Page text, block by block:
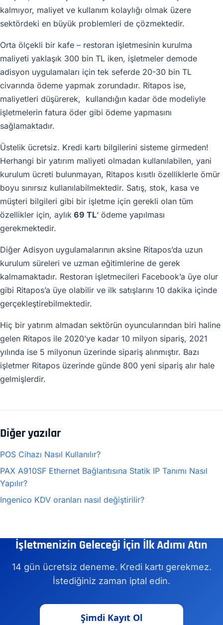
kalmıyor, maliyet ve kullanım kolaylığı olmak üzere
sektördeki en büyük problemleri de çözmektedir.
Orta ölçekli bir kafe – restoran işletmesinin kurulma
maliyeti yaklaşık 300 bin TL iken, işletmeler demode
adisyon uygulamaları için tek seferde 20-30 bin TL
civarında ödeme yapmak zorundadır. Ritapos ise,
maliyetleri düşürerek, kullandığın kadar öde modeliyle
işletmelerin fatura öder gibi ödeme yapmasını
sağlamaktadır.
Üstelik ücretsiz. Kredi kartı bilgilerini sisteme girmeden!
Herhangi bir yatırım maliyeti olmadan kullanılabilen, yani
kurulum ücreti bulunmayan, Ritapos kısıtlı özelliklerle ömür
boyu sınırsız kullanılabilmektedir. Satış, stok, kasa ve
müşteri bilgileri gibi bir işletme için gerekli olan tüm
özellikler için, aylık 69 TL‘ ödeme yapılması
gerekmektedir.
Diğer Adisyon uygulamalarının aksine Ritapos’da uzun
kurulum süreleri ve uzman eğitimlerine de gerek
kalmamaktadır. Restoran işletmecileri Facebook’a üye olur
gibi Ritapos’a üye olabilir ve ilk satışlarını 10 dakika içinde
gerçekleştirebilmektedir.
Hiç bir yatırım almadan sektörün oyuncularından biri haline
gelen Ritapos ile 2020’ye kadar 10 milyon sipariş, 2021
yılında ise 5 milyonun üzerinde sipariş alınmıştır. Bazı
işletmer Ritapos üzerinde günde 800 yeni sipariş alır hale
gelmişlerdir.
Diğer yazılar
POS Cihazı Nasıl Kullanılır?
PAX A910SF Ethernet Bağlantısına Statik IP Tanımı Nasıl
Yapılır?
Ingenico KDV oranları nasıl değiştirilir?
İşletmenizin Geleceği İçin İlk Adımı Atın
14 gün ücretsiz deneme. Kredi kartı gerekmez.
İstediğiniz zaman iptal edin.
Şimdi Kayıt Ol